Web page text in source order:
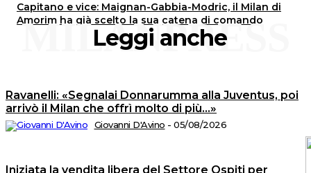
Capitano e vice: Maignan-Gabbia-Modric, il Milan di
Amorim ha già scelto la sua catena di comando
Leggi anche
MILANPRESS
Ravanelli: «Segnalai Donnarumma alla Juventus, poi
arrivò il Milan che offrì molto di più…»
Giovanni D'Avino - 05/08/2026
Iniziata la vendita libera del Settore Ospiti per